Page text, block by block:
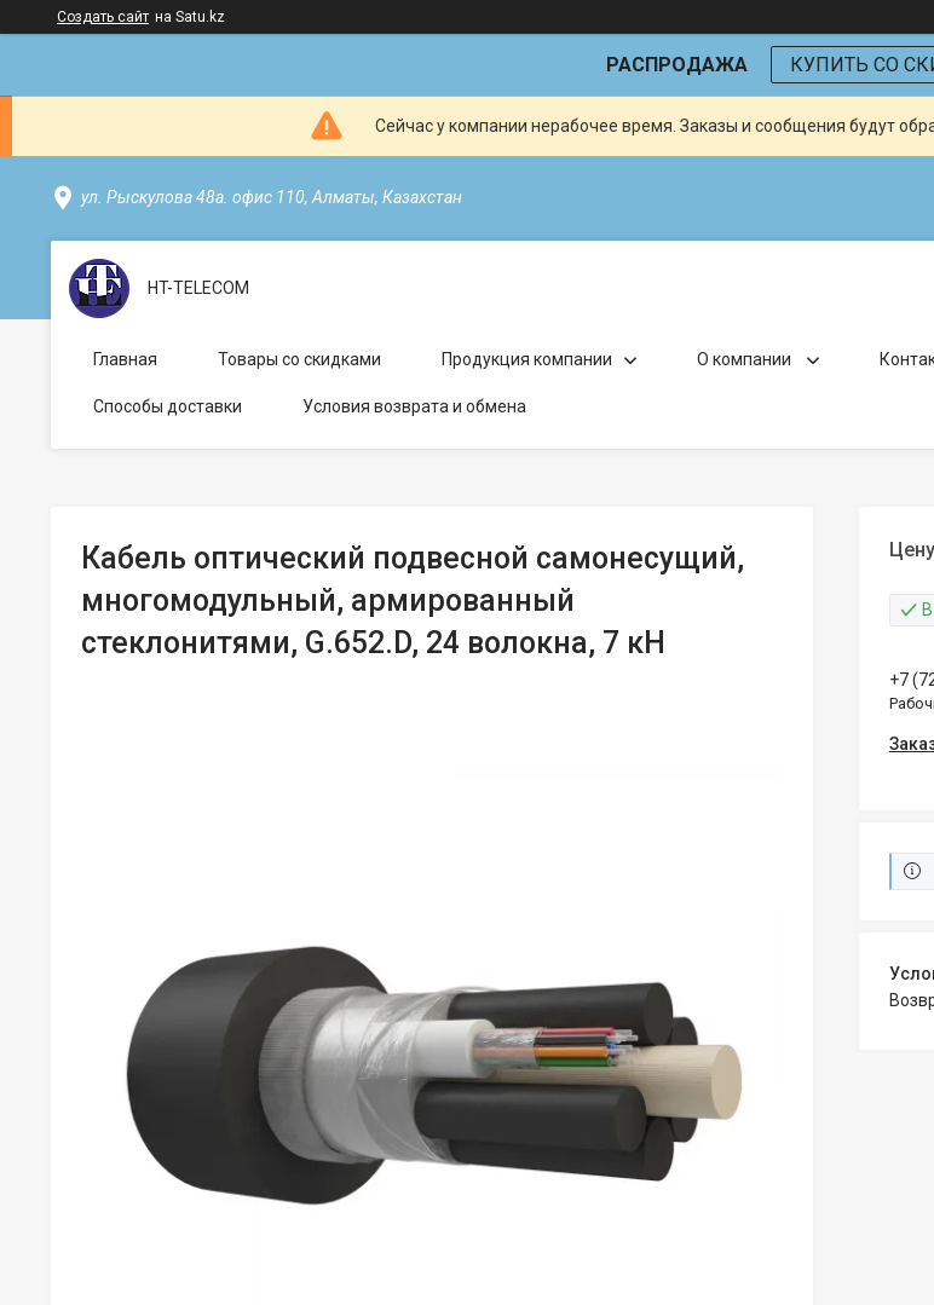
Создать сайт на Satu.kz
РАСПРОДАЖА КУПИТЬ СО
Сейчас у компании нерабочее время. Заказы и сообщения будут
ул. Рыскулова 48а. офис 110, Алматы, Казахстан
HT-TELECOM
Главная Товары со скидками Продукция компании О компании
Способы доставки Условия возврата и обмена
Кабель оптический подвесной самонесущий,
многомодульный, армированный
стеклонитями, G.652.D, 24 волокна, 7 кН
+7